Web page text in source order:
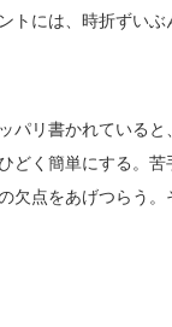
には、時折ずいぶ
リ書かれている
どく簡単にする。
欠点をあげつらう